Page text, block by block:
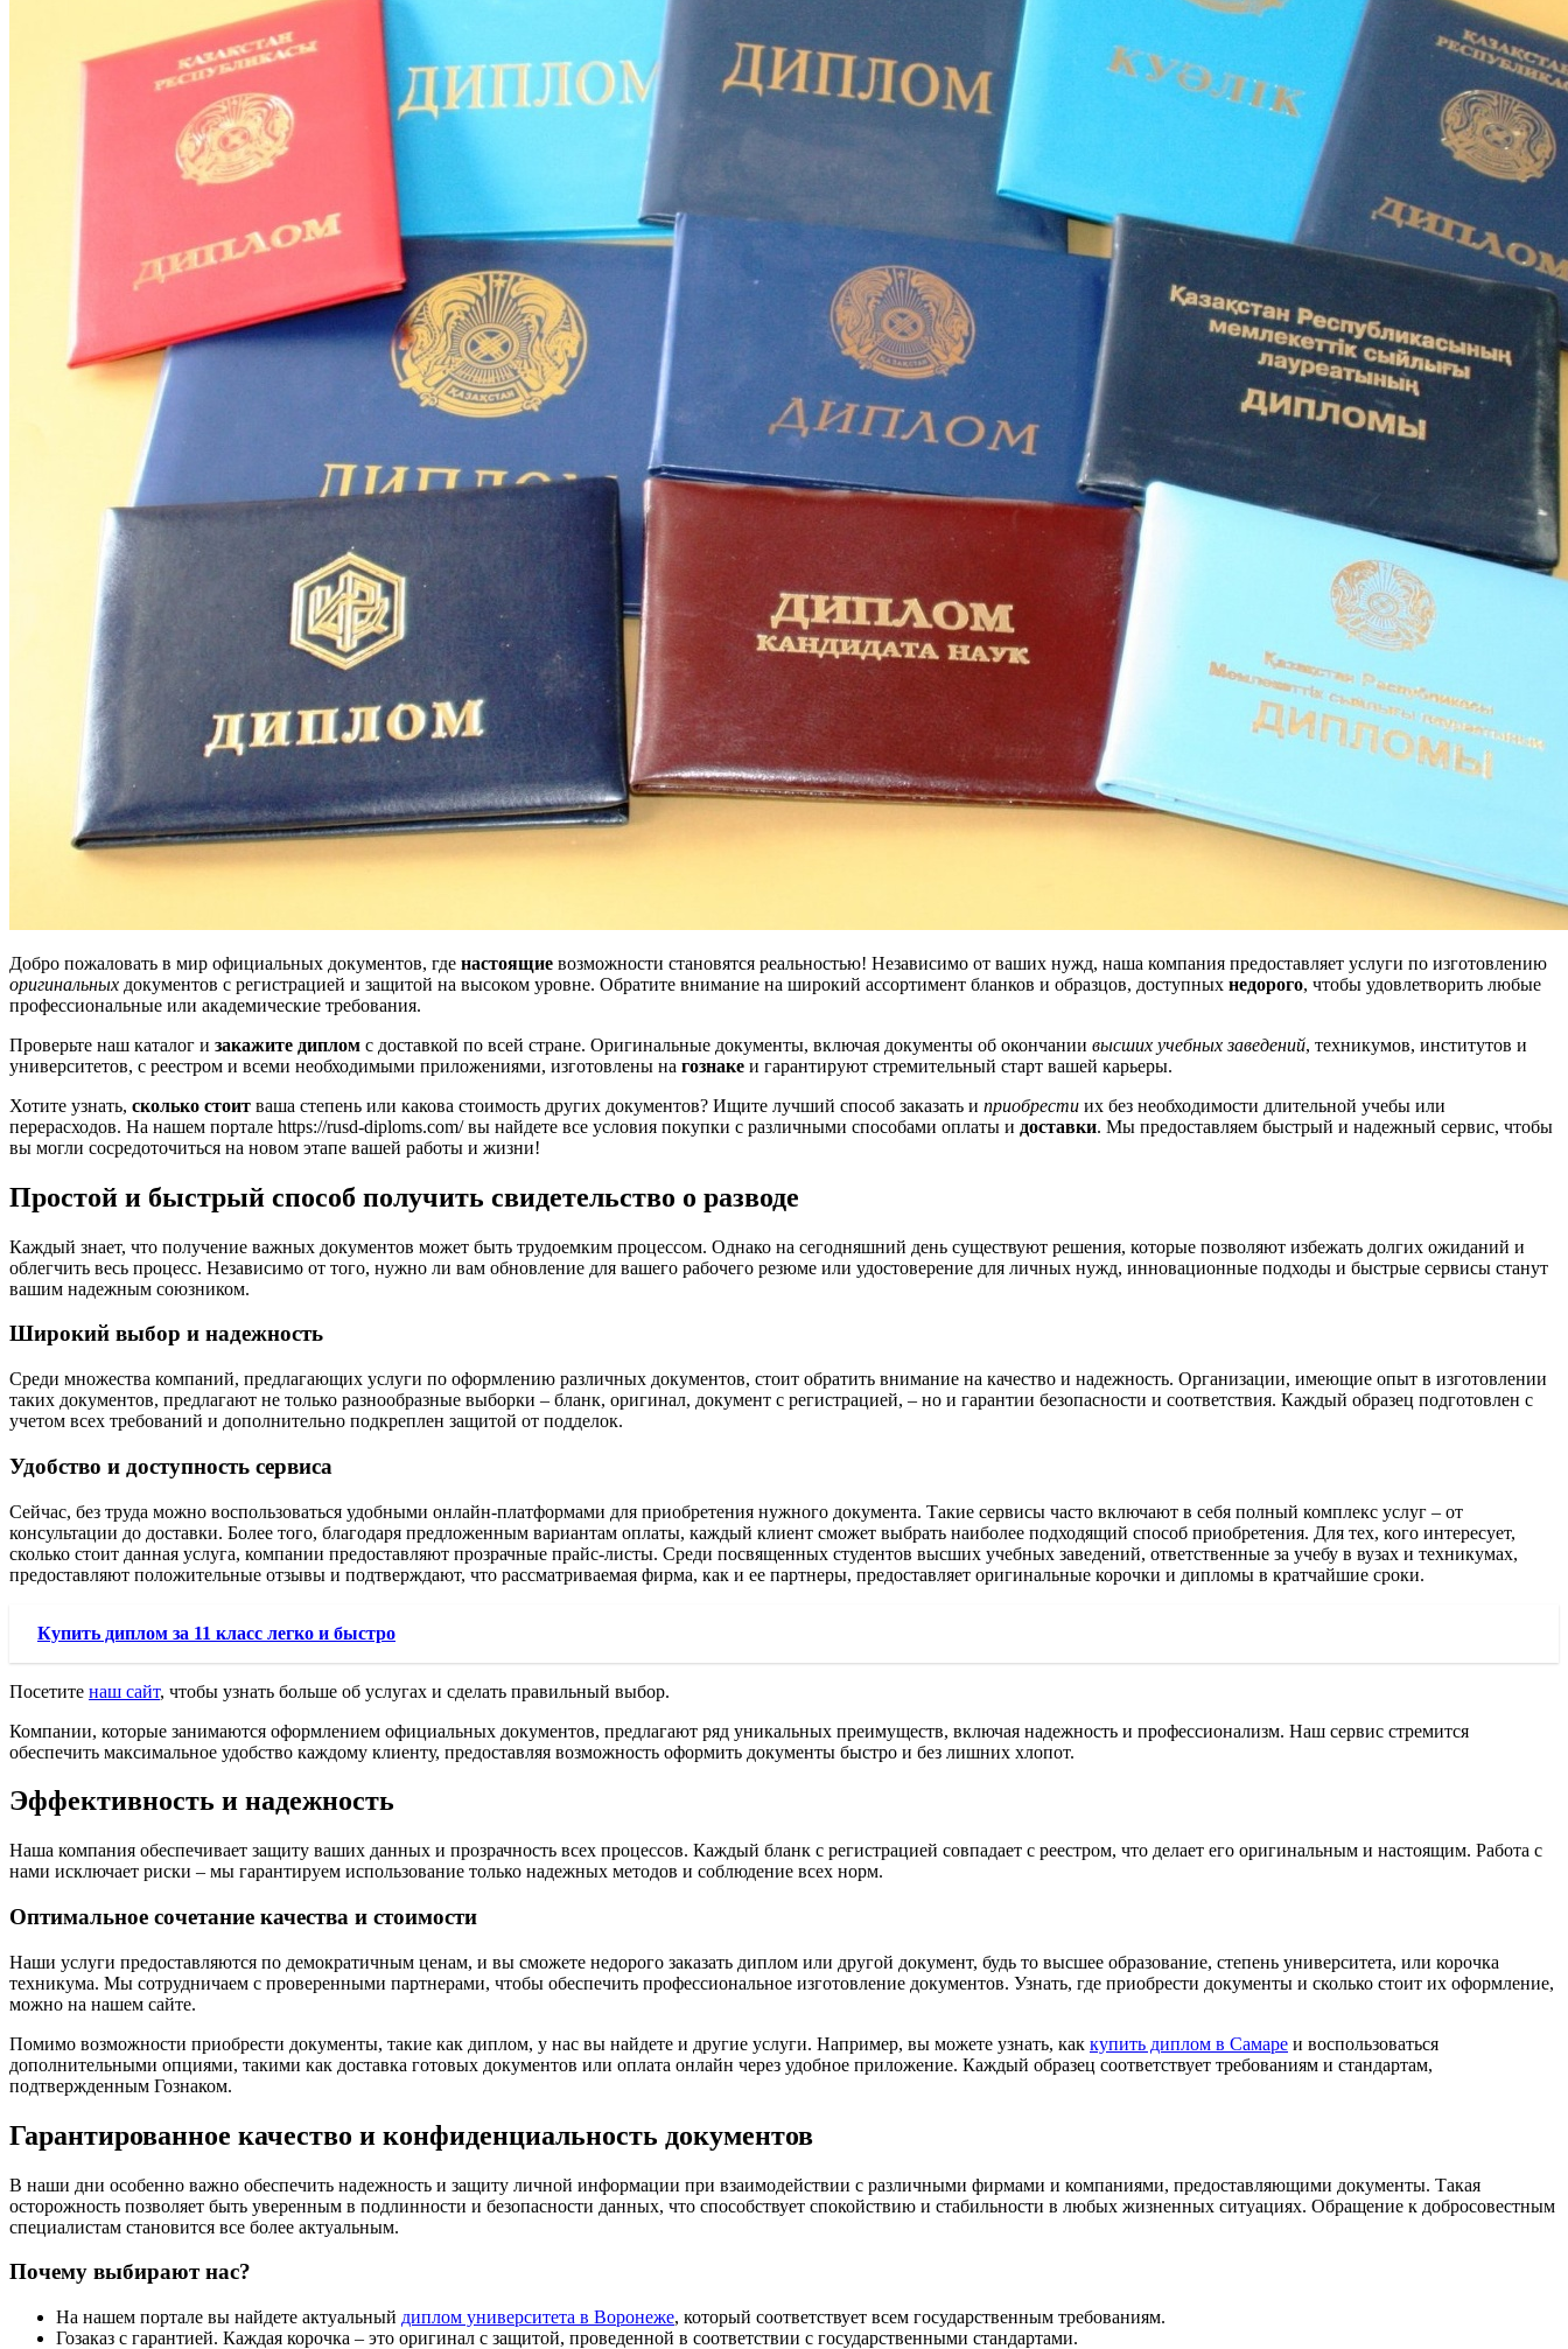
Добро пожаловать в мир официальных документов, где настоящие возможности становятся реальностью! Независимо от ваших нужд, наша компания предоставляет услуги по изготовлению
оригинальных документов с регистрацией и защитой на высоком уровне. Обратите внимание на широкий ассортимент бланков и образцов, доступных недорого, чтобы удовлетворить любые
профессиональные или академические требования.
Проверьте наш каталог и закажите диплом с доставкой по всей стране. Оригинальные документы, включая документы об окончании высших учебных заведений, техникумов, институтов и
университетов, с реестром и всеми необходимыми приложениями, изготовлены на гознаке и гарантируют стремительный старт вашей карьеры.
Хотите узнать, сколько стоит ваша степень или какова стоимость других документов? Ищите лучший способ заказать и приобрести их без необходимости длительной учебы или
перерасходов. На нашем портале https://rusd-diploms.com/ вы найдете все условия покупки с различными способами оплаты и доставки. Мы предоставляем быстрый и надежный сервис, чтобы
вы могли сосредоточиться на новом этапе вашей работы и жизни!
Простой и быстрый способ получить свидетельство о разводе
Каждый знает, что получение важных документов может быть трудоемким процессом. Однако на сегодняшний день существуют решения, которые позволяют избежать долгих ожиданий и
облегчить весь процесс. Независимо от того, нужно ли вам обновление для вашего рабочего резюме или удостоверение для личных нужд, инновационные подходы и быстрые сервисы станут
вашим надежным союзником.
Широкий выбор и надежность
Среди множества компаний, предлагающих услуги по оформлению различных документов, стоит обратить внимание на качество и надежность. Организации, имеющие опыт в изготовлении
таких документов, предлагают не только разнообразные выборки – бланк, оригинал, документ с регистрацией, – но и гарантии безопасности и соответствия. Каждый образец подготовлен с
учетом всех требований и дополнительно подкреплен защитой от подделок.
Удобство и доступность сервиса
Сейчас, без труда можно воспользоваться удобными онлайн-платформами для приобретения нужного документа. Такие сервисы часто включают в себя полный комплекс услуг – от
консультации до доставки. Более того, благодаря предложенным вариантам оплаты, каждый клиент сможет выбрать наиболее подходящий способ приобретения. Для тех, кого интересует,
сколько стоит данная услуга, компании предоставляют прозрачные прайс-листы. Среди посвященных студентов высших учебных заведений, ответственные за учебу в вузах и техникумах,
предоставляют положительные отзывы и подтверждают, что рассматриваемая фирма, как и ее партнеры, предоставляет оригинальные корочки и дипломы в кратчайшие сроки.
Купить диплом за 11 класс легко и быстро
Посетите наш сайт, чтобы узнать больше об услугах и сделать правильный выбор.
Компании, которые занимаются оформлением официальных документов, предлагают ряд уникальных преимуществ, включая надежность и профессионализм. Наш сервис стремится
обеспечить максимальное удобство каждому клиенту, предоставляя возможность оформить документы быстро и без лишних хлопот.
Эффективность и надежность
Наша компания обеспечивает защиту ваших данных и прозрачность всех процессов. Каждый бланк с регистрацией совпадает с реестром, что делает его оригинальным и настоящим. Работа с
нами исключает риски – мы гарантируем использование только надежных методов и соблюдение всех норм.
Оптимальное сочетание качества и стоимости
Наши услуги предоставляются по демократичным ценам, и вы сможете недорого заказать диплом или другой документ, будь то высшее образование, степень университета, или корочка
техникума. Мы сотрудничаем с проверенными партнерами, чтобы обеспечить профессиональное изготовление документов. Узнать, где приобрести документы и сколько стоит их оформление,
можно на нашем сайте.
Помимо возможности приобрести документы, такие как диплом, у нас вы найдете и другие услуги. Например, вы можете узнать, как купить диплом в Самаре и воспользоваться
дополнительными опциями, такими как доставка готовых документов или оплата онлайн через удобное приложение. Каждый образец соответствует требованиям и стандартам,
подтвержденным Гознаком.
Гарантированное качество и конфиденциальность документов
В наши дни особенно важно обеспечить надежность и защиту личной информации при взаимодействии с различными фирмами и компаниями, предоставляющими документы. Такая
осторожность позволяет быть уверенным в подлинности и безопасности данных, что способствует спокойствию и стабильности в любых жизненных ситуациях. Обращение к добросовестным
специалистам становится все более актуальным.
Почему выбирают нас?
На нашем портале вы найдете актуальный диплом университета в Воронеже, который соответствует всем государственным требованиям.
Гозаказ с гарантией. Каждая корочка – это оригинал с защитой, проведенной в соответствии с государственными стандартами.